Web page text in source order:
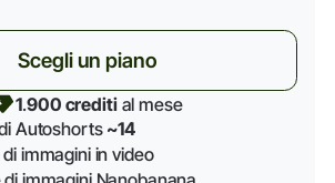
Scegli un piano
1.900 creditial mese
Autoshorts ~14
immagini in video